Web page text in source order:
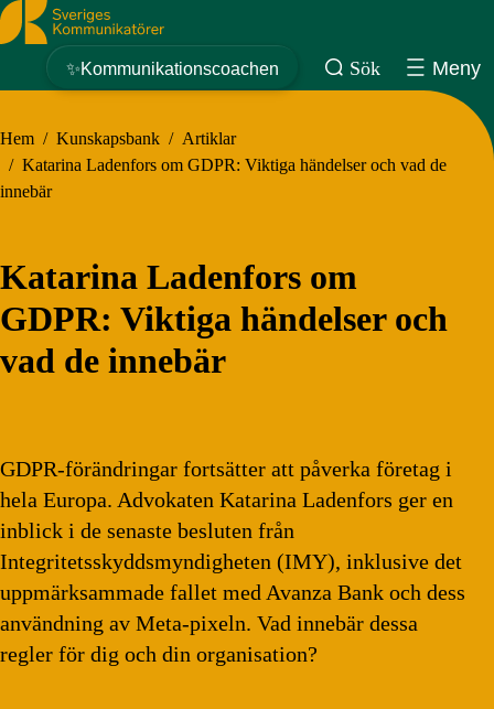
Sveriges Kommunikatörer
✨Kommunikationscoachen Sök Meny
Hem / Kunskapsbank / Artiklar
/ Katarina Ladenfors om GDPR: Viktiga händelser och vad de
innebär
Katarina Ladenfors om
GDPR: Viktiga händelser och
vad de innebär
GDPR-förändringar fortsätter att påverka företag i
hela Europa. Advokaten Katarina Ladenfors ger en
inblick i de senaste besluten från
Integritetsskyddsmyndigheten (IMY), inklusive det
uppmärksammade fallet med Avanza Bank och dess
användning av Meta-pixeln. Vad innebär dessa
regler för dig och din organisation?